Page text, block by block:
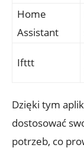
Home
Assistant
Ifttt
Dzięki tym
dostosować
potrzeb, co